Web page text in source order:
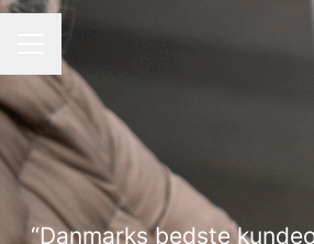
KARRIEREMENU
“Danmarks bedste